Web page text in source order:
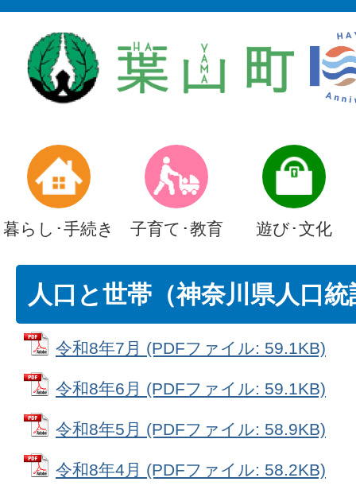
暮らし･手続き 子育て･教育 遊び･文化
人口と世帯（神奈川県人口
令和8年7月 (PDFファイル: 59.1KB)
令和8年6月 (PDFファイル: 59.1KB)
令和8年5月 (PDFファイル: 58.9KB)
令和8年4月 (PDFファイル: 58.2KB)